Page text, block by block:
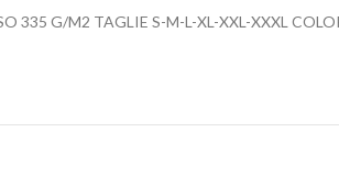
G/M2 TAGLIE S-M-L-XL-XXL-XXXL